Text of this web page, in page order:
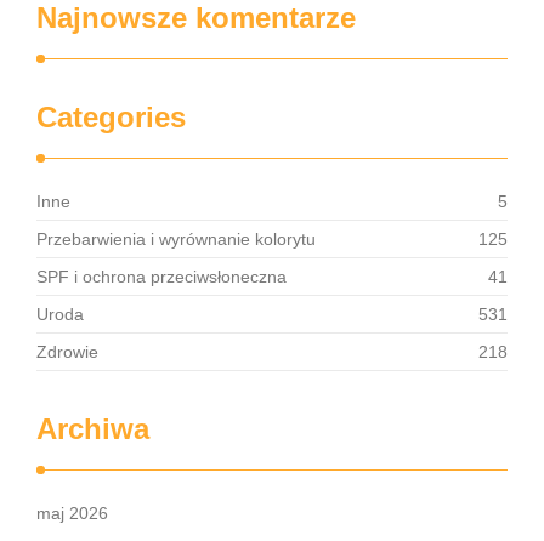
Najnowsze komentarze
Categories
Inne
5
Przebarwienia i wyrównanie kolorytu
125
SPF i ochrona przeciwsłoneczna
41
Uroda
531
Zdrowie
218
Archiwa
maj 2026